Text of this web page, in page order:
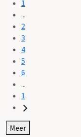
1
...
2
3
4
5
6
...
1
Meer